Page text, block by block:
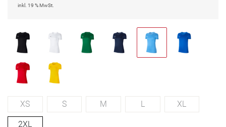
inkl. 19 % MwSt.
XS S M L XL
2XL